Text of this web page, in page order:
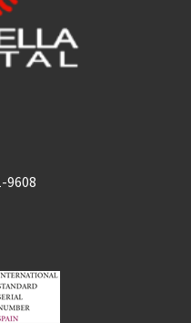
9608